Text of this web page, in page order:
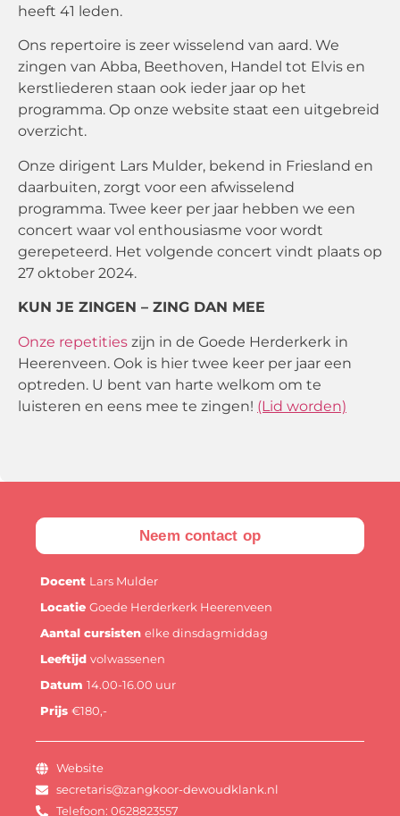
heeft 41 leden.
Ons repertoire is zeer wisselend van aard. We
zingen van Abba, Beethoven, Handel tot Elvis en
kerstliederen staan ook ieder jaar op het
programma. Op onze website staat een uitgebreid
overzicht.
Onze dirigent Lars Mulder, bekend in Friesland en
daarbuiten, zorgt voor een afwisselend
programma. Twee keer per jaar hebben we een
concert waar vol enthousiasme voor wordt
gerepeteerd. Het volgende concert vindt plaats op
27 oktober 2024.
KUN JE ZINGEN – ZING DAN MEE
Onze repetities zijn in de Goede Herderkerk in
Heerenveen. Ook is hier twee keer per jaar een
optreden. U bent van harte welkom om te
luisteren en eens mee te zingen! (Lid worden)
Neem contact op
Docent Lars Mulder
Locatie Goede Herderkerk Heerenveen
Aantal cursisten elke dinsdagmiddag
Leeftijd volwassenen
Datum 14.00-16.00 uur
Prijs €180,-
Website
secretaris@zangkoor-dewoudklank.nl
Telefoon: 0628823557